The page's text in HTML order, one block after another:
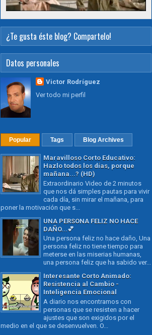
¿Te gusta éste blog? Compartelo!
Datos personales
Victor Rodríguez
Ver todo mi perfil
Popular Tags Blog Archives
Maravilloso Corto Educativo:
Hazlo todos los días, porque
mañana...? (HD)
Extraordinario Video de 2 minutos
que nos dá simples pautas para vivir
cada día, sin mirar el mañana, para
poner la motivación que s...
UNA PERSONA FELIZ NO HACE
DAÑO...💕
Una persona feliz no hace daño, Una
persona feliz no tiene tiempo para
meterse en las miserias humanas,
una persona feliz que ha sabido ver...
Interesante Corto Animado:
Resistencia al Cambio -
Inteligencia Emocional
A diario nos encontramos con
personas que se resisten a hacer
ajustes que son exigidos por el
medio en el que se desenvuelven. O...